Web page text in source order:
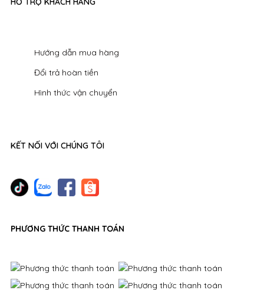
Hướng dẫn mua hàng
Đổi trả hoàn tiền
Hình thức vận chuyển
KẾT NỐI VỚI CHÚNG TÔI
PHƯƠNG THỨC THANH TOÁN